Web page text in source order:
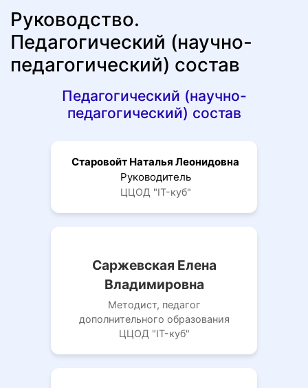
Руководство.
Педагогический (научно-
педагогический) состав
Педагогический (научно-
педагогический) состав
Старовойт Наталья Леонидовна
Руководитель
ЦЦОД "IT-куб"
Саржевская Елена
Владимировна
Методист, педагог
дополнительного образования
ЦЦОД "IT-куб"